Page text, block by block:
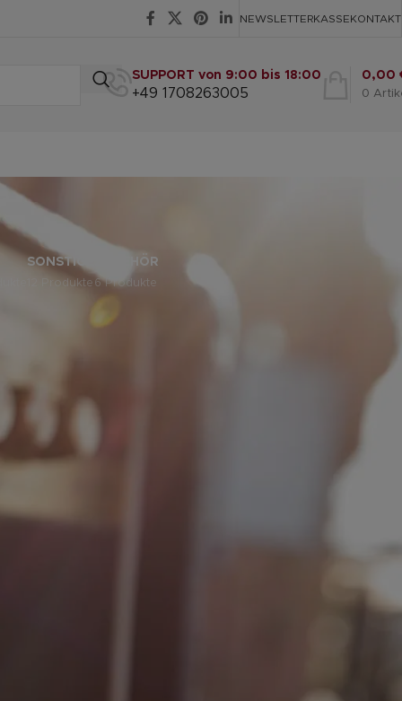
NEWSLETTERKASSEKONTAKT
SUPPORT von 9:00 bis 18:00
+49 1708263005 0
0,00
SONSTIGE
12 Produkte
ZUBEHÖR
6 Produkte